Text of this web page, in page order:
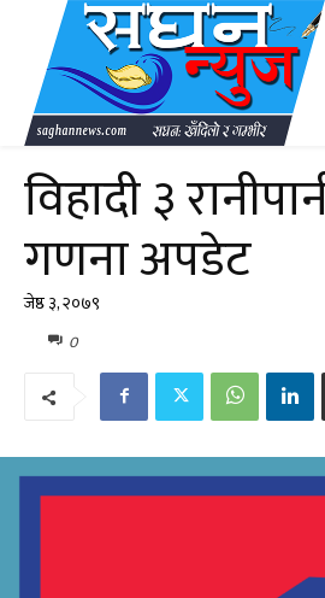
विहादी ३
गणना अपडेट
जेष्ठ ३, २०७९
0